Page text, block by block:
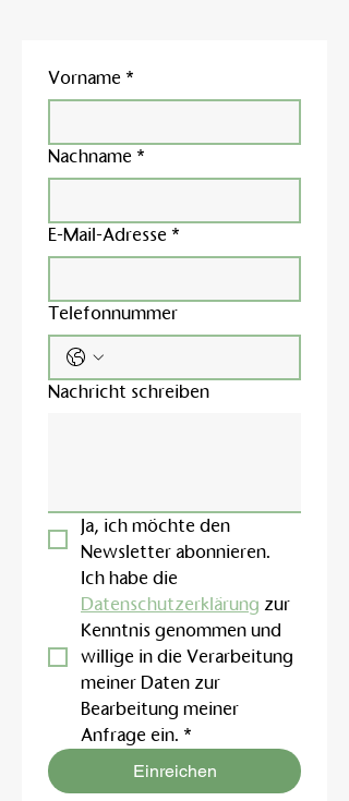
Vorname *
Nachname *
E-Mail-Adresse *
Telefonnummer
Nachricht schreiben
Ja, ich möchte den
Newsletter abonnieren.
Datenschutzerklärung zur
Kenntnis genommen und
willige in die Verarbeitung
meiner Daten zur
Bearbeitung meiner
Anfrage ein. *
Einreichen